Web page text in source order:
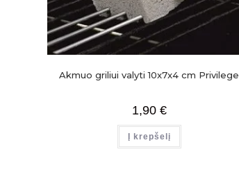
Akmuo griliui valyti 10x7x4 cm Privilege
1,90 €
Į krepšelį